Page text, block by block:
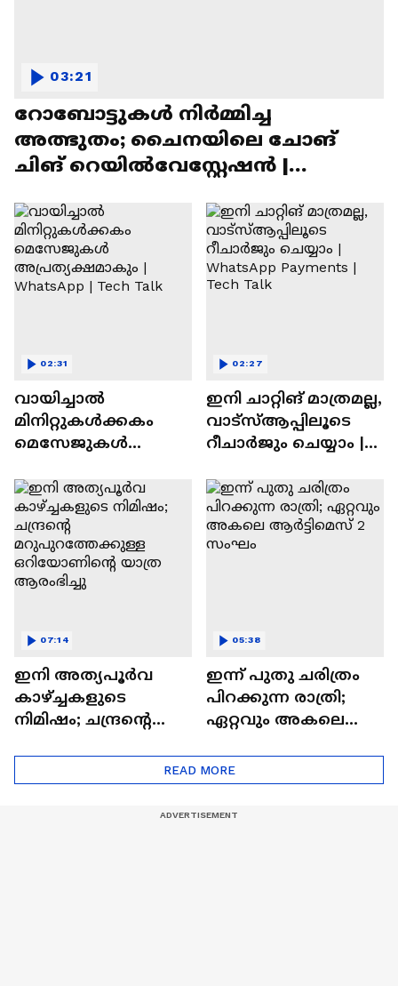
റോബോട്ടുകൾ നിർമ്മിച്ച
അത്ഭുതം; ചൈനയിലെ ചോങ്
ചിങ് റെയിൽവേസ്റ്റേഷൻ |
03:21
വായിച്ചാൽ
മിനിറ്റുകൾക്കകം
മെസേജുകള്‍
WhatsApp | Tech Talk
02:31
ഇനി ചാറ്റിങ് മാത്രമല്ല,
വാട്‌സ്‌ആപ്പിലൂടെ
റീചാർജും ചെയ്യാം |
Tech Talk
02:27
ഇനി അത്യപൂര്‍വ
കാഴ്ച്ചകളുടെ
നിമിഷം; ചന്ദ്രന്റെ
ഒറിയോണിന്റെ യാത്ര
ആരംഭിച്ചു
07:14
ഇന്ന് പുതു ചരിത്രം
പിറക്കുന്ന രാത്രി;
ഏറ്റവും അകലെ
05:38
READ MORE